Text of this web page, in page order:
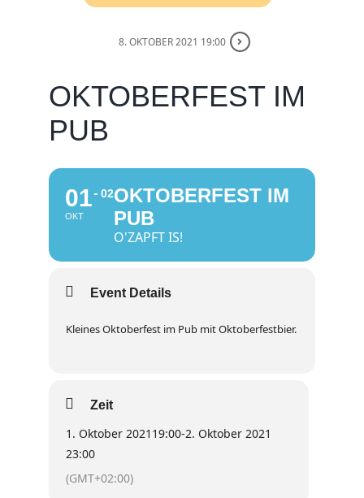
8. OKTOBER 2021 19:00
OKTOBERFEST IM
PUB
01
OKT
02OKTOBERFEST IM
PUB
O'ZAPFT IS!
Event Details
Kleines Oktoberfest im Pub mit Oktoberfestbier.
Zeit
1. Oktober 2021 19:00-2. Oktober 2021
23:00
(GMT+02:00)